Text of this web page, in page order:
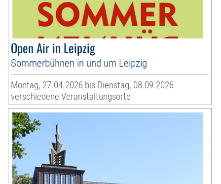
Open Air in Leipzig
Sommerbühnen in und um Leipzig
Montag, 27.04.2026 bis Dienstag, 08.09.2026
verschiedene Veranstaltungsorte